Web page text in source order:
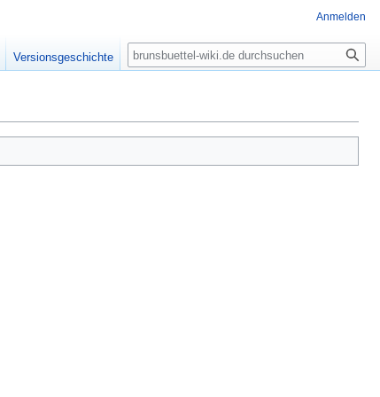
Anmelden
Versionsgeschichte
Suche